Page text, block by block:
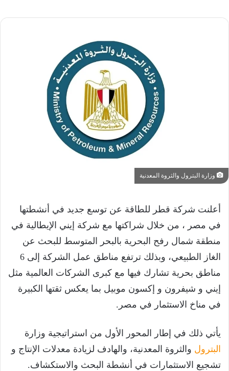
وزارة البترول والثروة المعدنية
أعلنت شركة قطر للطاقة عن توسع جديد في أنشطتها
في مصر ، من خلال شراكتها مع شركة إيني الإيطالية في
منطقة شمال رفح البحرية بالبحر المتوسط للبحث عن
الغاز الطبيعي، وبذلك ترتفع مناطق عمل الشركة إلى 6
مناطق بحرية تشارك فيها مع كبرى الشركات العالمية مثل
إيني و شيفرون و إكسون موبيل بما يعكس ثقتها الكبيرة
في مناخ الاستثمار في مصر.
يأتي ذلك في إطار المحور الأول من استراتيجية وزارة
البترول والثروة المعدنية، والهادف لزيادة معدلات الإنتاج و
تشجيع الاستثمارات في أنشطة البحث والاستكشاف.